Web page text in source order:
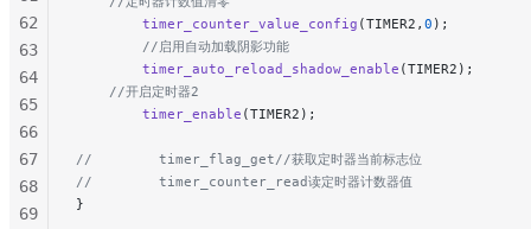
        timer_counter_value_config
(TIMER2, 0 );
        //启用自动加载阴影功能
        timer_auto_reload_shadow_enable
(TIMER2);
    //开启定时器2
        timer_enable
(TIMER2);
//        timer_flag_get//获取定时器当前标志位
//        timer_counter_read读定时器计数器值
}
62
63
64
65
66
67
68
69